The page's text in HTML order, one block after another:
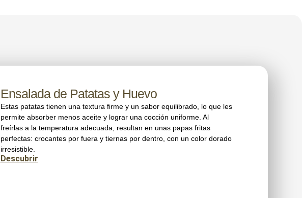
Ensalada de Patatas y Huevo
Estas patatas tienen una textura firme y un sabor equilibrado, lo que les
permite absorber menos aceite y lograr una cocción uniforme. Al
freírlas a la temperatura adecuada, resultan en unas papas fritas
perfectas: crocantes por fuera y tiernas por dentro, con un color dorado
irresistible.
Descubrir